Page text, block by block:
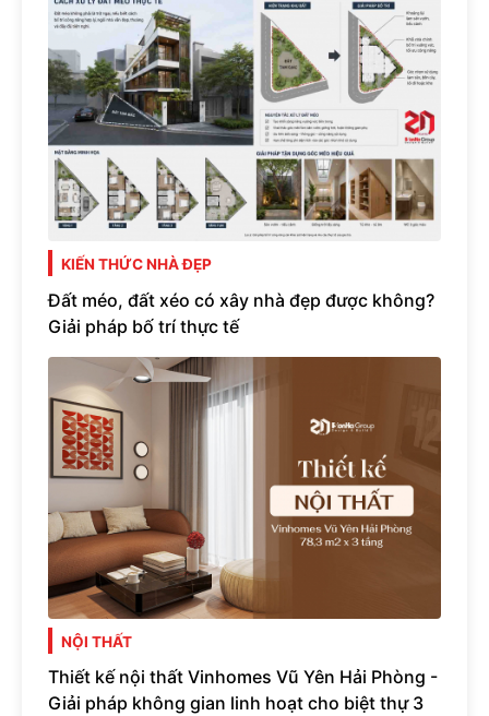
KIẾN THỨC NHÀ ĐẸP
Đất méo, đất xéo có xây nhà đẹp được không?
Giải pháp bố trí thực tế
NỘI THẤT
Thiết kế nội thất Vinhomes Vũ Yên Hải Phòng -
Giải pháp không gian linh hoạt cho biệt thự 3